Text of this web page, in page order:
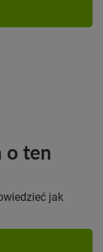
o ten
jak